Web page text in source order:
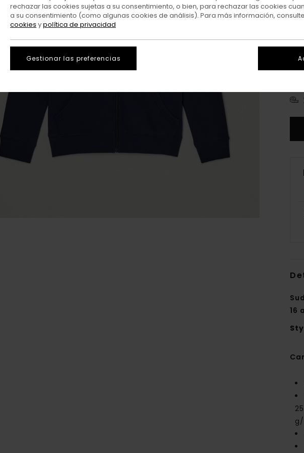
16
rechazar las cookies sujetas a su consentimiento, o bien, para rechazar las cookies
a su consentimiento (como algunas cookies de análisis). Para más información,
cookies ypolítica de privacidad
Gestionar las preferencias